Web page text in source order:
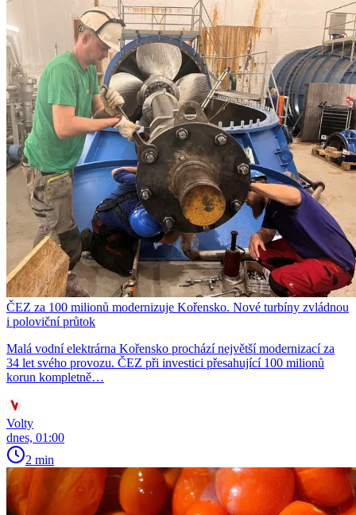
ČEZ za 100 milionů modernizuje Kořensko. Nové turbíny zvládnou
i poloviční průtok
Malá vodní elektrárna Kořensko prochází největší modernizací za
34 let svého provozu. ČEZ při investici přesahující 100 milionů
korun kompletně…
Volty
dnes, 01:00
2 min